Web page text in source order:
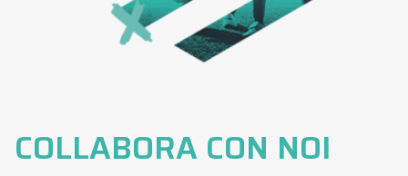
COLLABORA CON NOI